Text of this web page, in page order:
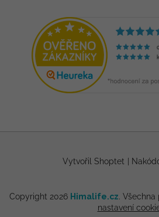
Vytvořil Shoptet
Copyright 2026 Himalife.cz. Všechna
nastavení